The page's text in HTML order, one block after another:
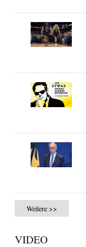
Weitere >>
VIDEO